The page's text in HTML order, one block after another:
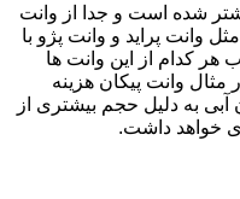
شده است و جدا از وانت
وانت پراید و وانت پژو با
هر کدام از این وانت ها
مثال وانت پیکان هزینه
آبی به دلیل حجم بیشتری از
خواهد داشت.